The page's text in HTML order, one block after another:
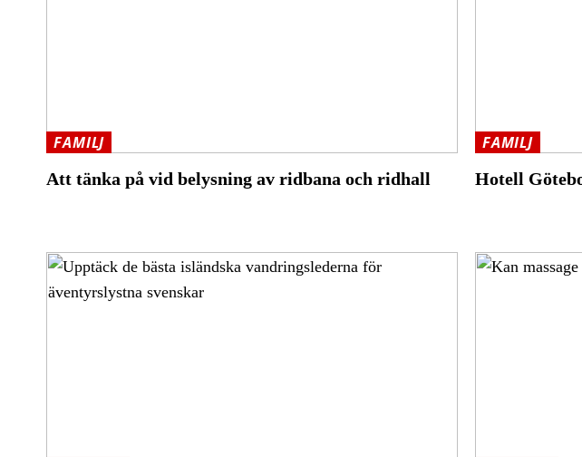
FAMILJ
Att tänka på vid belysning av ridbana och ridhall
FAMILJ
Hotell